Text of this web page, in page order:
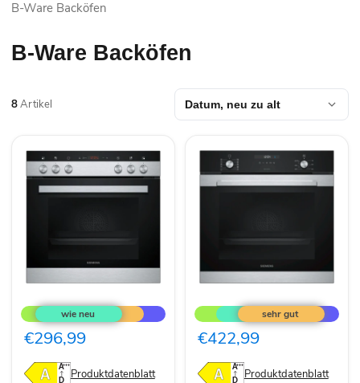
B-Ware Backöfen
B-Ware Backöfen
8Artikel
Einbauherd
HE113FBS2
Edelstahl
€296,99
Produktdatenblatt
iQ500
HB317GAS0
Backofen
Schwarz,
Edelstahl
€422,99
Produktdatenblatt